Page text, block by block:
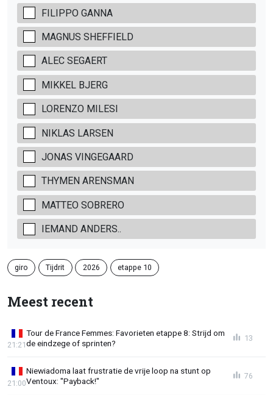
FILIPPO GANNA
MAGNUS SHEFFIELD
ALEC SEGAERT
MIKKEL BJERG
LORENZO MILESI
NIKLAS LARSEN
JONAS VINGEGAARD
THYMEN ARENSMAN
MATTEO SOBRERO
IEMAND ANDERS..
giro Tijdrit 2026 etappe 10
Meest recent
Tour de France Femmes: Favorieten etappe 8: Strijd om
de eindzege of sprinten?
21:21
13
Niewiadoma laat frustratie de vrije loop na stunt op
Ventoux: "Payback!"
21:00
76